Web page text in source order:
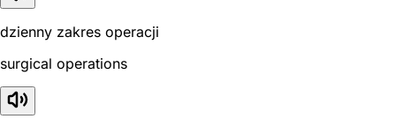
dzienny zakres operacji
surgical operations